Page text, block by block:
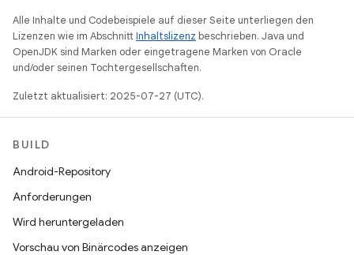
Alle Inhalte und Codebeispiele auf dieser Seite unterliegen den
Lizenzen wie im AbschnittInhaltslizenz beschrieben. Java und
OpenJDK sind Marken oder eingetragene Marken von Oracle
und/oder seinen Tochtergesellschaften.
Zuletzt aktualisiert: 2025-07-27 (UTC).
BUILD
Android-Repository
Anforderungen
Wird heruntergeladen
Vorschau von Binärcodes anzeigen